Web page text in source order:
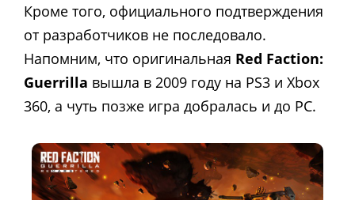
Кроме того, официального подтверждения
от разработчиков не последовало.
Напомним, что оригинальная Red Faction:
Guerrilla вышла в 2009 году на PS3 и Xbox
360, а чуть позже игра добралась и до PC.